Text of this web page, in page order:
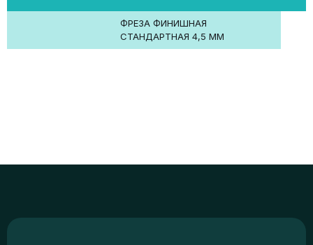
ФРЕЗА ФИНИШНАЯ
СТАНДАРТНАЯ 4,5 ММ